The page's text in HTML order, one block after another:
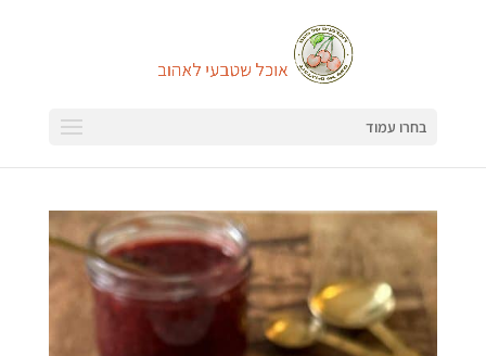
בחרו עמוד